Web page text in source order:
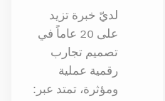
لديّ خبرة تزيد
على 20 عاماً في
تصميم تجارب
رقمية عملية
ومؤثرة، تمتد عبر: